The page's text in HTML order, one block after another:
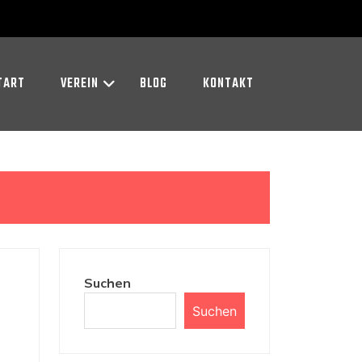
VEREIN BLOG KONTAKT
Suchen
Suchen